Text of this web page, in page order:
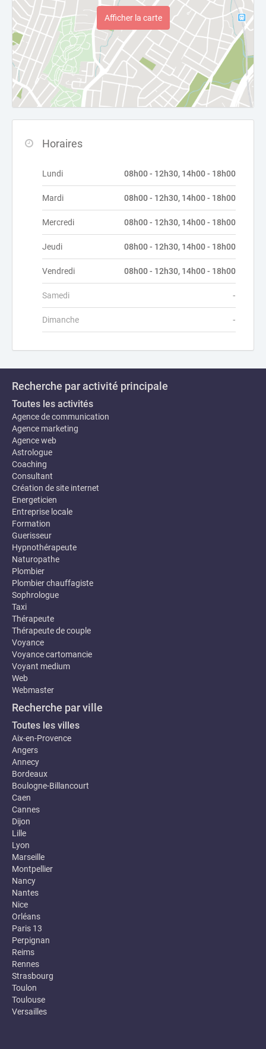
Afficher la carte
Horaires
Lundi 08h00 - 12h30, 14h00 - 18h00
Mardi 08h00 - 12h30, 14h00 - 18h00
Mercredi 08h00 - 12h30, 14h00 - 18h00
Jeudi 08h00 - 12h30, 14h00 - 18h00
Vendredi 08h00 - 12h30, 14h00 - 18h00
Samedi -
Dimanche -
Recherche par activité principale
Toutes les activités
Agence de communication
Agence marketing
Agence web
Astrologue
Coaching
Consultant
Création de site internet
Energeticien
Entreprise locale
Formation
Guerisseur
Hypnothérapeute
Naturopathe
Plombier
Plombier chauffagiste
Sophrologue
Taxi
Thérapeute
Thérapeute de couple
Voyance
Voyance cartomancie
Voyant medium
Web
Webmaster
Recherche par ville
Toutes les villes
Aix-en-Provence
Angers
Annecy
Bordeaux
Boulogne-Billancourt
Caen
Cannes
Dijon
Lille
Lyon
Marseille
Montpellier
Nancy
Nantes
Nice
Orléans
Paris 13
Perpignan
Reims
Rennes
Strasbourg
Toulon
Toulouse
Versailles